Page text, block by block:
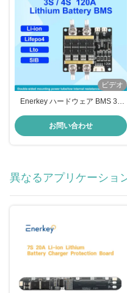
ビデオ
Enerkey ハードウェア BMS 3S
LiFePO4 バッテリー PCB バラン
お問い合わせ
異なるアプリケーショ